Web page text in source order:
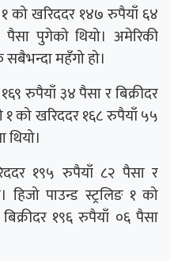
को खरिददर १४७ रुपैयाँ ६४
पुगेको थियो। अमेरिकी
महँगो हो।
रुपैयाँ ३४ पैसा र बिक्रीदर
को खरिददर १६८ रुपैयाँ ५५
थियो।
१९५ रुपैयाँ ८२ पैसा र
पाउन्ड स्ट्रलिङ १ को
१९६ रुपैयाँ ०६ पैसा